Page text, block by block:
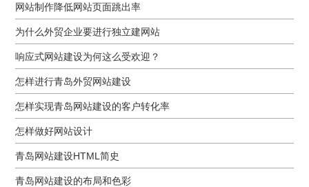
网站制作降低网站页面跳出率
为什么外贸企业要进行独立建网站
响应式网站建设为何这么受欢迎？
怎样进行青岛外贸网站建设
怎样实现青岛网站建设的客户转化率
怎样做好网站设计
青岛网站建设HTML简史
青岛网站建设的布局和色彩